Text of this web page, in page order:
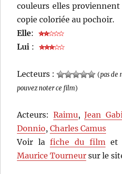
couleurs elles
copie coloriée au pochoir.
Elle:
Lui :
Lecteurs : (pas de
pouvez noter ce film)
Acteurs: Raimu,Jean
Donnio,Charles Camus
Voir lafiche du film et
Maurice Tourneur sur le